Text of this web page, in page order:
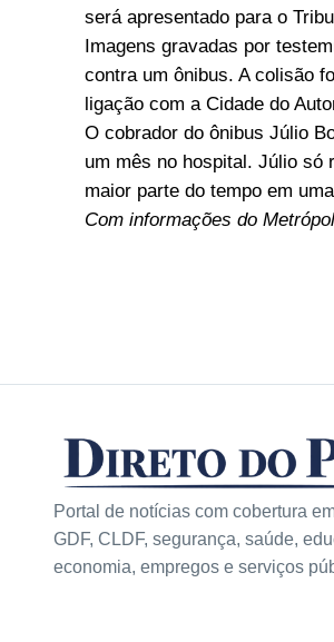
será apresentado para o
Imagens gravadas por
contra um ônibus. A colisão
ligação com a Cidade do
O cobrador do ônibus Júlio
um mês no hospital. Júlio só
maior parte do tempo em
Com informações do
Portal de notícias com cobertura
GDF, CLDF, segurança, saúde,
economia, empregos e serviços